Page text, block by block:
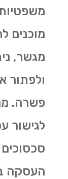
מוכנים
מגשר,
ולפתור
פשרה.
לגישור
העסקה